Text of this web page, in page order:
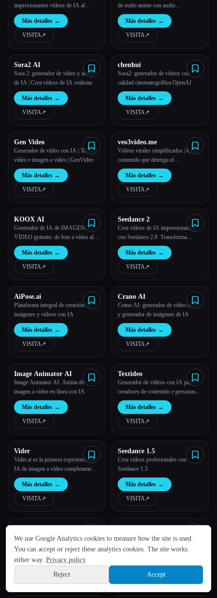
IDIOMA
English español Français Русский 简体中文
Hindi
Sign up
impresionantes vídeos de IA al
instante con la IA de Bunnie: rápida,
realista e infinitamente creativa.
Más detalles →
VISITA↗︎
de estilo anime con audio
sincronizado en Sara2.ai de forma
rápida, fácil y accesible.
Más detalles →
VISITA↗︎
Sora2 AI
Sora 2: generador de vídeo y audio
de IA | Crea vídeos de IA realistas
Más detalles →
VISITA↗︎
chenhui
Sora2: generador de vídeos con
calidad cinematográfica OpenAI
Más detalles →
VISITA↗︎
Gen Video
Generador de vídeo con IA | Texto a
vídeo e imagen a vídeo | GenVideo
Más detalles →
VISITA↗︎
veo3video.me
Vídeos virales simplificados | Crea
contenido que detenga el
desplazamiento en 3 minutos
Más detalles →
VISITA↗︎
KOOX AI
Generador de IA de IMAGEN A
VÍDEO gratuito: de foto a vídeo al
instante
Más detalles →
VISITA↗︎
Seedance 2
Crea vídeos de IA impresionantes
con Seedance 2.0. Transforma
imágenes y texto en vídeos
cinematográficos con síntesis de
movimiento avanzada y calidad
profesional.
Más detalles →
VISITA↗︎
AiPose.ai
Plataforma integral de creación de
imágenes y vídeos con IA
Más detalles →
VISITA↗︎
Crano AI
Crano AI: generador de vídeo de IA
y generador de imágenes de IA
Más detalles →
VISITA↗︎
Image Animator AI
Image Animator AI: Anima de
imagen a vídeo en línea con IA
Más detalles →
VISITA↗︎
Textideo
Generador de vídeos con IA para
creadores de contenido e personas
influyentes | Textideo
Más detalles →
VISITA↗︎
Vider
Vider.ai es la primera experiencia de
IA de imagen a vídeo completamente
gratuita e ilimitada del mundo.
Creación de vídeos rápida, fluida y
sin esfuerzo.
Más detalles →
VISITA↗︎
Seedance 1.5
Crea vídeos profesionales con
Seedance 1.5
Más detalles →
VISITA↗︎
MixHub AI: Desbloquea un sinfín
de posibilidades creativas con una
la IA para la generación de texto,
imágenes y vídeos
Más detalles →
Photo lip,Singing photo
La sincronización de labios con IA
convierte las fotos y los vídeos en
sincronización de labios impulsadas
↗︎
We use Google Analytics cookies to measure how the site is used.
You can accept or reject these analytics cookies. The site works
either way. Privacy policy.
Reject
Accept